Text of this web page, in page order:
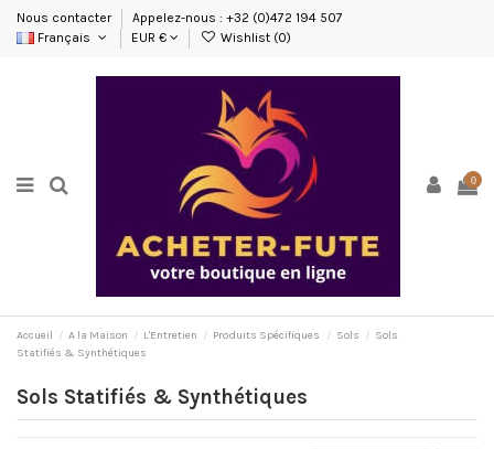
Nous contacter
Appelez-nous : +32 (0)472 194 507
Français
EUR € Wishlist (0)
0
Accueil A la Maison L'Entretien Produits Spécifiques Sols
Sols
Statifiés & Synthétiques
Sols Statifiés & Synthétiques